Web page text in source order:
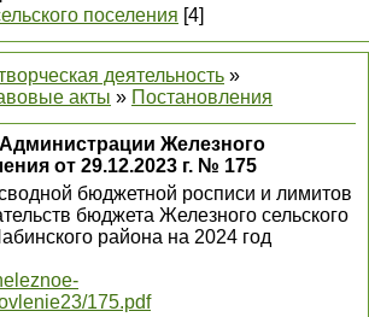
поселения [4]
деятельность »
акты » Постановления
Железного
от 29.12.2023 г. № 175
бюджетной росписи и лимитов
бюджета Железного сельского
района на 2024 год
175.pdf